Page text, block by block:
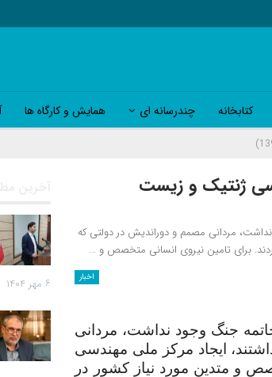
کتابخانه چندرسانه ای همایش و کارگاه ها
ژنتیک و زیست
جنگ وجود نداشت، مردانی مصمم و دوراندیش در دولتی که
برای تامین نیروی انسانی متخصص و …
اخبار
خاتمه جنگ وجود نداشت، مردانی
ایجاد مرکز ملی مهندسی
و متدین مورد نیاز کشور در
آخرین
۶ مهر ۱۴۰۴